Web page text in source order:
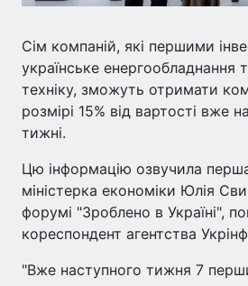
Сім компаній, які першими
українське енергообладнання
техніку, зможуть отримати
розмірі 15% від вартості вже
тижні.
Цю інформацію озвучила
міністерка економіки Юлія
форумі "Зроблено в Україні",
кореспондент агентства
"Вже наступного тижня 7